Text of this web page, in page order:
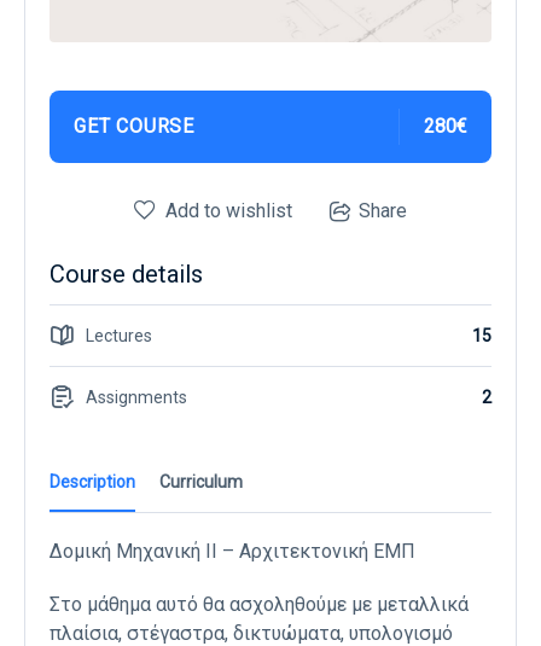
Description Curriculum
Δομική Μηχανική ΙΙ – Αρχιτεκτονική ΕΜΠ
Στο μάθημα αυτό θα ασχοληθούμε με μεταλλικά
πλαίσια, στέγαστρα, δικτυώματα, υπολογισμό
GET COURSE 280€
Add to wishlist Share
Course details
Lectures 15
Assignments 2